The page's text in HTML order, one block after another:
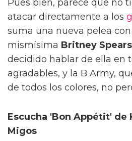
Pues bien, parece que no
atacar directamente a los
suma una nueva pelea
mismísima Britney Spears
decidido hablar de ella en
agradables, y la B Army,
de todos los colores, no
Escucha 'Bon Appétit' de
Migos